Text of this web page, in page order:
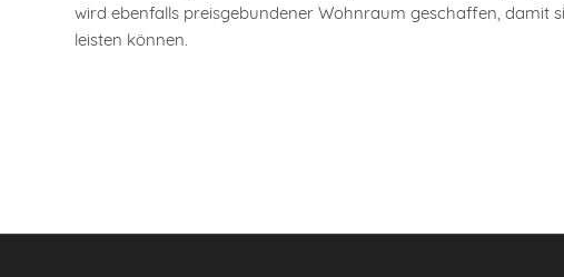
wird ebenfalls preisgebundener Wohnraum geschaffen, damit
leisten können.